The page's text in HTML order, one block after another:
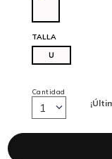
TALLA
U
Cantidad
1